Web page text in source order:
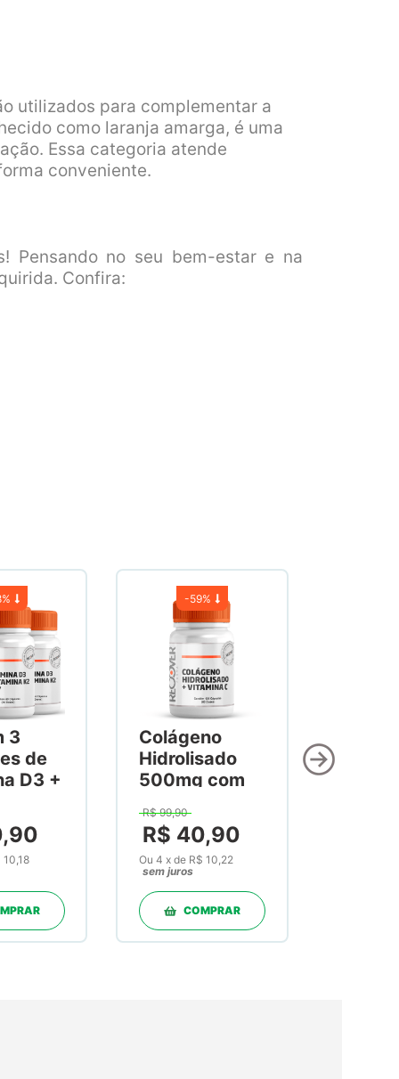
utilizados para complementar a
como laranja amarga, é uma
Essa categoria atende
conveniente.
Pensando no seu bem-estar e na
Confira:
3
de
D3 +
,90
10,18
-59%
Colágeno
Hidrolisado
500mg com
300mg 120
Cápsulas
R$ 99,90
R$ 40,90
Ou 4 xde R$ 10,22
sem juros
COMPRAR